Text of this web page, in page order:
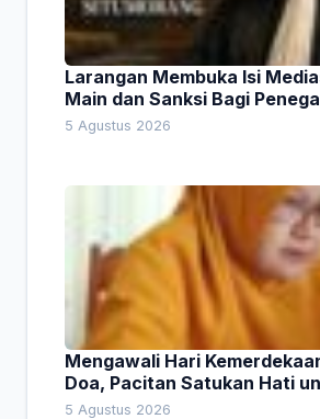
Larangan Membuka Isi
Main dan Sanksi Bagi
5 Agustus 2026
Mengawali Hari
Doa, Pacitan Satukan Hati
Indonesia
5 Agustus 2026